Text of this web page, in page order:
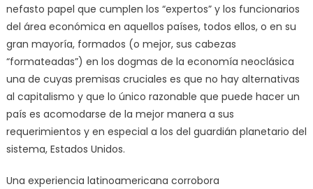
nefasto papel que cumplen los “expertos” y los funcionarios
del área económica en aquellos países, todos ellos, o en su
gran mayoría, formados (o mejor, sus cabezas
“formateadas”) en los dogmas de la economía neoclásica
una de cuyas premisas cruciales es que no hay alternativas
al capitalismo y que lo único razonable que puede hacer un
país es acomodarse de la mejor manera a sus
requerimientos y en especial a los del guardián planetario del
sistema, Estados Unidos.
Una experiencia latinoamericana corrobora